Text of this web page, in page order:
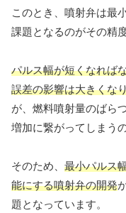
このとき、噴射弁は最
課題となるのがその精度
パルス幅が短くなれば
誤差の影響は大きくな
が、燃料噴射量のばら
増加に繋がってしまうの
そのため、 最小パルス
能にする噴射弁の開発
題となっています。